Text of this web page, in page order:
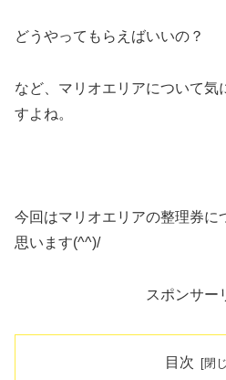
どうやってもらえばいいの？
など、マリオエリアについて気
すよね。
今回はマリオエリアの整理券に
思います(^^)/
スポンサー
目次